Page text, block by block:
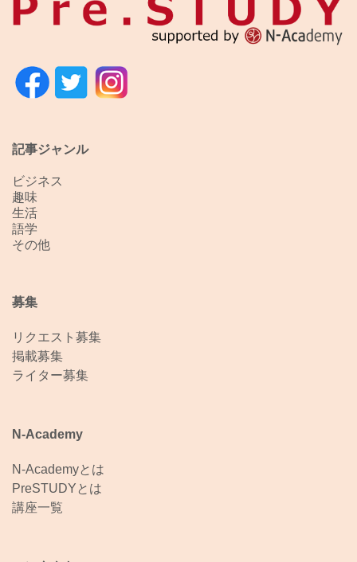
記事ジャンル
ビジネス
趣味
生活
語学
その他
募集
リクエスト募集
掲載募集
ライター募集
N-Academy
N-Academyとは
PreSTUDYとは
講座一覧